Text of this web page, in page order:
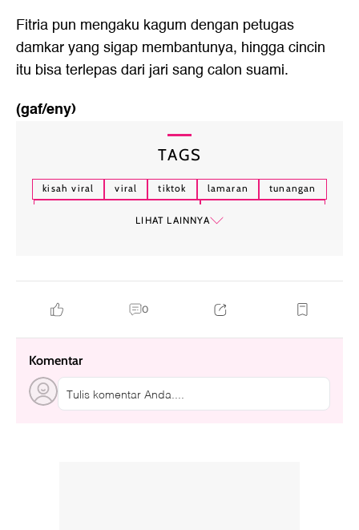
Fitria pun mengaku kagum dengan petugas
damkar yang sigap membantunya, hingga cincin
itu bisa terlepas dari jari sang calon suami.
(gaf/eny)
TAGS
kisah viral viral tiktok lamaran
tunangan
LIHAT LAINNYA
0
Komentar
Tulis komentar Anda....